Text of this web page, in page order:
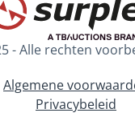
- Alle rechten
Algemene
Privacybeleid